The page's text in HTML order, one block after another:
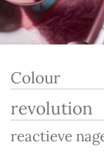
Colour
revolution
reactieve